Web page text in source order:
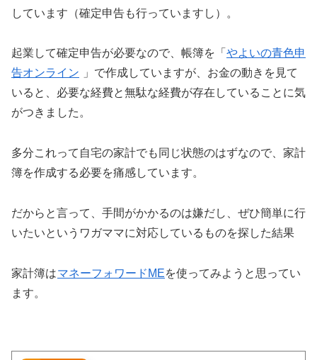
しています（確定申告も行っていますし）。
起業して確定申告が必要なので、帳簿を「 やよいの青色申
告オンライン
」で作成していますが、お金の動きを見て
いると、必要な経費と無駄な経費が存在していることに気
がつきました。
多分これって自宅の家計でも同じ状態のはずなので、家計
簿を作成する必要を痛感しています。
だからと言って、手間がかかるのは嫌だし、ぜひ簡単に行
いたいというワガママに対応しているものを探した結果
家計簿はマネーフォワードMEを使ってみようと思ってい
ます。